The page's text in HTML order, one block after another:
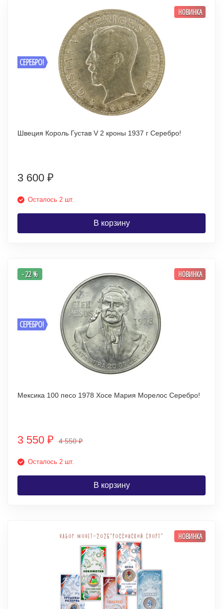
СЕРЕБРО!
НОВИНКА
Швеция Король Густав V 2 кроны 1937 г Серебро!
3 600 ₽
Осталось 2 шт.
В корзину
СЕРЕБРО!
- 22 % НОВИНКА
Мексика 100 песо 1978 Хосе Мария Морелос Серебро!
3 550 ₽ 4 550₽
Осталось 2 шт.
В корзину
НОВИНКА